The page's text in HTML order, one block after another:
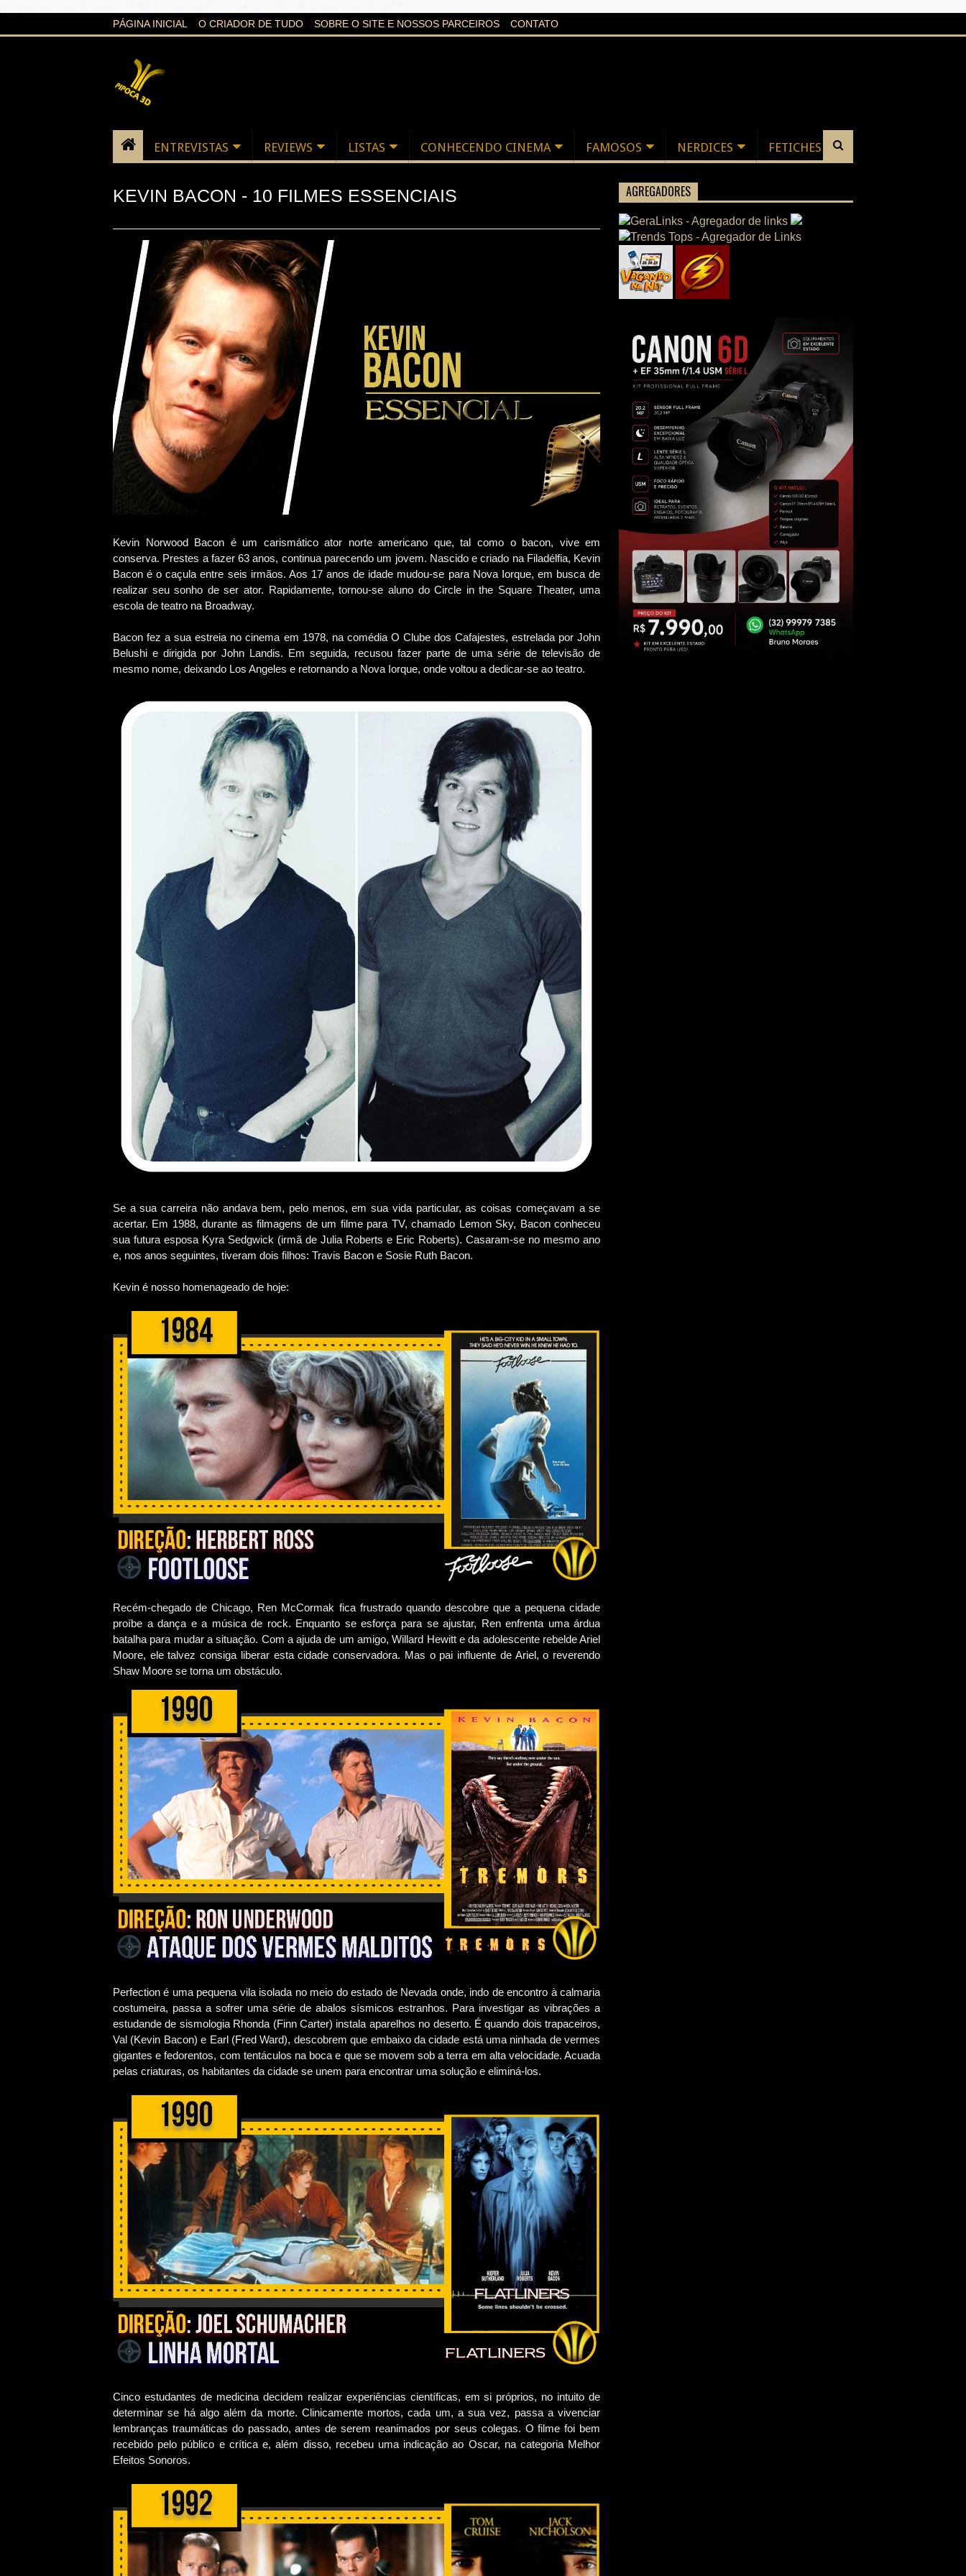
PÁGINA INICIAL O CRIADOR DE TUDO SOBRE O SITE E NOSSOS PARCEIROS CONTATO
ENTREVISTAS REVIEWS LISTAS CONHECENDO CINEMA FAMOSOS NERDICES FETICHES
KEVIN BACON - 10 FILMES ESSENCIAIS
Kevin Norwood Bacon é um carismático ator norte americano que, tal como o bacon, vive em
conserva. Prestes a fazer 63 anos, continua parecendo um jovem. Nascido e criado na Filadélfia, Kevin
Bacon é o caçula entre seis irmãos. Aos 17 anos de idade mudou-se para Nova Iorque, em busca de
realizar seu sonho de ser ator. Rapidamente, tornou-se aluno do Circle in the Square Theater, uma
escola de teatro na Broadway.
Bacon fez a sua estreia no cinema em 1978, na comédia O Clube dos Cafajestes, estrelada por John
Belushi e dirigida por John Landis. Em seguida, recusou fazer parte de uma série de televisão de
mesmo nome, deixando Los Angeles e retornando a Nova Iorque, onde voltou a dedicar-se ao teatro.
Se a sua carreira não andava bem, pelo menos, em sua vida particular, as coisas começavam a se
acertar. Em 1988, durante as filmagens de um filme para TV, chamado Lemon Sky, Bacon conheceu
sua futura esposa Kyra Sedgwick (irmã de Julia Roberts e Eric Roberts). Casaram-se no mesmo ano
e, nos anos seguintes, tiveram dois filhos: Travis Bacon e Sosie Ruth Bacon.
Kevin é nosso homenageado de hoje:
Recém-chegado de Chicago, Ren McCormak fica frustrado quando descobre que a pequena cidade
proíbe a dança e a música de rock. Enquanto se esforça para se ajustar, Ren enfrenta uma árdua
batalha para mudar a situação. Com a ajuda de um amigo, Willard Hewitt e da adolescente rebelde Ariel
Moore, ele talvez consiga liberar esta cidade conservadora. Mas o pai influente de Ariel, o reverendo
Shaw Moore se torna um obstáculo.
Perfection é uma pequena vila isolada no meio do estado de Nevada onde, indo de encontro à calmaria
costumeira, passa a sofrer uma série de abalos sísmicos estranhos. Para investigar as vibrações a
estudande de sismologia Rhonda (Finn Carter) instala aparelhos no deserto. É quando dois trapaceiros,
Val (Kevin Bacon) e Earl (Fred Ward), descobrem que embaixo da cidade está uma ninhada de vermes
gigantes e fedorentos, com tentáculos na boca e que se movem sob a terra em alta velocidade. Acuada
pelas criaturas, os habitantes da cidade se unem para encontrar uma solução e eliminá-los.
Cinco estudantes de medicina decidem realizar experiências científicas, em si próprios, no intuito de
determinar se há algo além da morte. Clinicamente mortos, cada um, a sua vez, passa a vivenciar
lembranças traumáticas do passado, antes de serem reanimados por seus colegas. O filme foi bem
recebido pelo público e crítica e, além disso, recebeu uma indicação ao Oscar, na categoria Melhor
Efeitos Sonoros.
AGREGADORES